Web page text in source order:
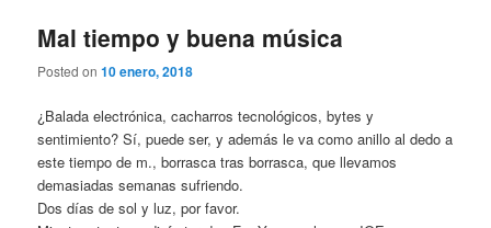
Mal tiempo y buena música
Posted on10 enero, 2018
¿Balada electrónica, cacharros tecnológicos, bytes y
sentimiento? Sí, puede ser, y además le va como anillo al dedo a
este tiempo de m., borrasca tras borrasca, que llevamos
demasiadas semanas sufriendo.
Dos días de sol y luz, por favor.